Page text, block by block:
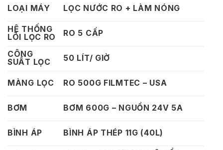
LOẠI MÁY LỌC NƯỚC RO + LÀM NÓNG
HỆ THỐNG
LÕI LỌC RO
RO 5 CẤP
CÔNG
SUẤT LỌC
50 LÍT/ GIỜ
MÀNG LỌC RO 500G FILMTEC – USA
BƠM BƠM 600G – NGUỒN 24V 5A
BÌNH ÁP BÌNH ÁP THÉP 11G (40L)